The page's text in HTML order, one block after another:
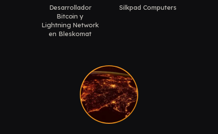
Desarrollador
Bitcoin y
Lightning Network
en Bleskomat
Silkpad Computers